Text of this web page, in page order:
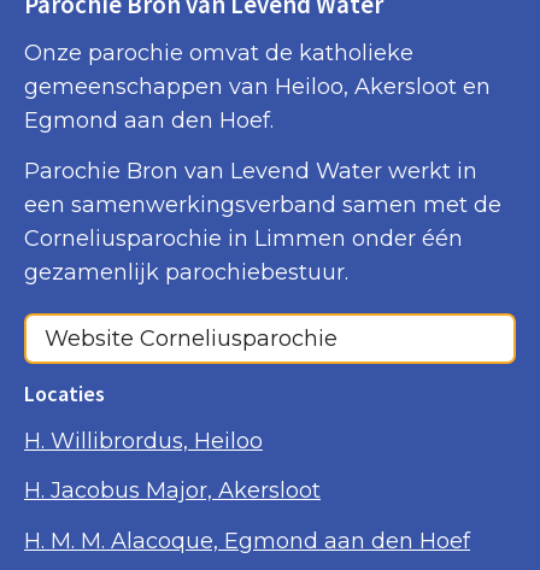
Onze parochie omvat de katholieke
gemeenschappen van Heiloo, Akersloot en
Egmond aan den Hoef.
Parochie Bron van Levend Water werkt in
een samenwerkingsverband samen met de
Corneliusparochie in Limmen onder één
gezamenlijk parochiebestuur.
Website Corneliusparochie
Locaties
H. Willibrordus, Heiloo
H. Jacobus Major, Akersloot
H. M. M. Alacoque, Egmond aan den Hoef